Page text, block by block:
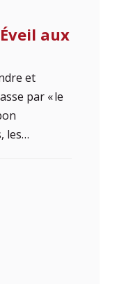
aux
et
par « le
les…